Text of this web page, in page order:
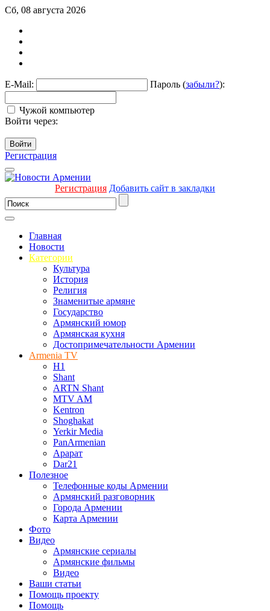
Сб, 08 августа 2026
E-Mail: Пароль (забыли?):
Чужой компьютер
Войти через:
Войти
Регистрация
Регистрация Добавить сайт в закладки
Главная
Новости
Категории
Культура
История
Религия
Знаменитые армяне
Государство
Армянский юмор
Армянская кухня
Достопримечательности Армении
Armenia TV
H1
Shant
ARTN Shant
MTV AM
Kentron
Shoghakat
Yerkir Media
PanArmenian
Арарат
Dar21
Полезное
Телефонные коды Армении
Армянский разговорник
Города Армении
Карта Армении
Фото
Видео
Армянские сериалы
Армянские фильмы
Видео
Ваши статьи
Помощь проекту
Помощь